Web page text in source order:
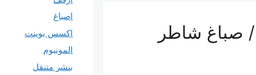
فني صباغ الاندلس / 66405052 / صباغ شاطر
اصباغ
اكسس بوينت
المونيوم
بنشر متنقل